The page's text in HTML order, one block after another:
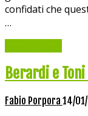
confidati che
…
Berardi e
Fabio Porpora 14/